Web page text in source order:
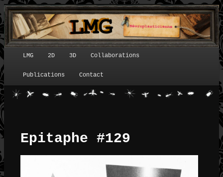
Menu principal
LMG 2D 3D Collaborations
Publications Contact
Epitaphe #129